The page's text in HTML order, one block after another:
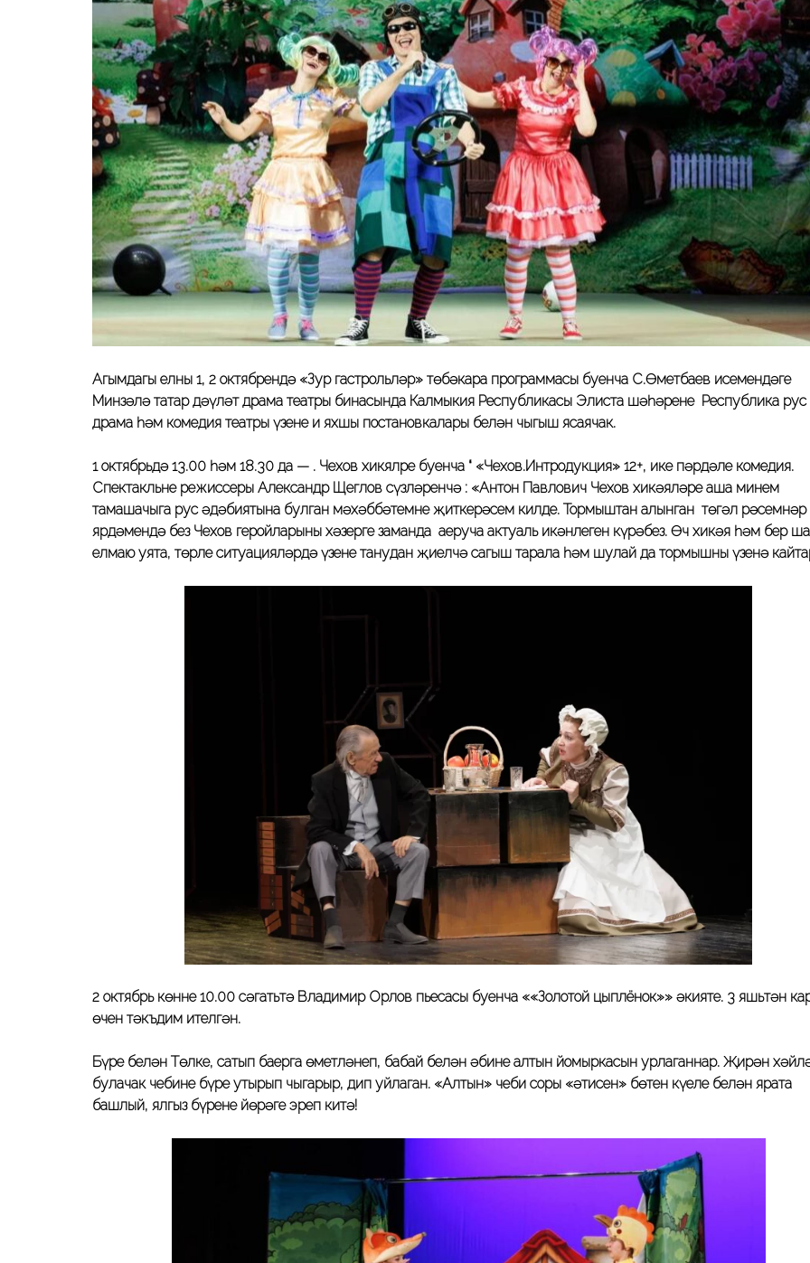
Агымдагы елның 1, 2 октябрендә «Зур гастрольләр» төбәкара программасы буенча С.Өметбаев исемендәге
Минзәлә татар дәүләт драма театры бинасында Калмыкия Республикасы Элиста шәһәренең Республика рус
драма һәм комедия театры үзенең иң яхшы постановкалары белән чыгыш ясаячак.
1 октябрьдә 13.00 һәм 18.30 да — . Чехов хикәяләре буенча “ «Чехов.Интродукция» 12+, ике пәрдәле комедия.
Спектакльнең режиссеры Александр Щеглов сүзләренчә : «Антон Павлович Чехов хикәяләре аша минем
тамашачыга рус әдәбиятына булган мәхәббәтемне җиткерәсем килде. Тормыштан алынган төгәл рәсемнәр
ярдәмендә без Чехов геройларының хәзерге заманда аеруча актуаль икәнлеген күрәбез. Өч хикәя һәм бер
елмаю уята, төрле ситуацияләрдә үзеңне танудан җиңелчә сагыш тарала һәм шулай да тормышның үзенә
2 октябрь көнне 10.00 сәгатьтә Владимир Орлов пьесасы буенча ««Золотой цыплёнок»» әкияте. 3 яшьтән
өчен тәкъдим ителгән.
Бүре белән Төлке, сатып баерга өметләнеп, бабай белән әбинең алтын йомыркасын урлаганнар. Җирән
булачак чебине бүре утырып чыгарыр, дип уйлаган. «Алтын» чеби соры «әтисен» бөтен күңеле белән ярата
башлый, ялгыз бүренең йөрәге эреп китә!